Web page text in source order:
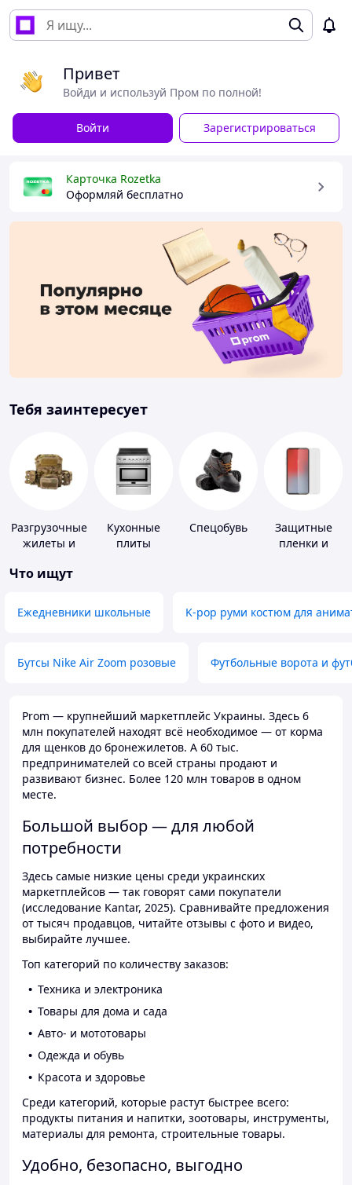
Привет
Войди и используй Пром по полной!
Войти Зарегистрироваться
Карточка Rozetka
Оформляй бесплатно
Тебя заинтересует
Разгрузочные
жилеты и
без плит
Кухонные
плиты
Спецобувь
Защитные
пленки и
Что ищут
Ежедневники школьные K-pop руми костюм для
Бутсы Nike Air Zoom розовые Футбольные ворота и
Prom — крупнейший маркетплейс Украины. Здесь 6
млн покупателей находят всё необходимое — от корма
для щенков до бронежилетов. А 60 тыс.
предпринимателей со всей страны продают и
развивают бизнес. Более 120 млн товаров в одном
месте.
Большой выбор — для любой
потребности
Здесь самые низкие цены среди украинских
маркетплейсов — так говорят сами покупатели
(исследование Kantar, 2025). Сравнивайте предложения
от тысяч продавцов, читайте отзывы с фото и видео,
выбирайте лучшее.
Топ категорий по количеству заказов:
Техника и электроника
Товары для дома и сада
Авто- и мототовары
Одежда и обувь
Красота и здоровье
Среди категорий, которые растут быстрее всего:
продукты питания и напитки, зоотовары, инструменты,
материалы для ремонта, строительные товары.
Удобно, безопасно, выгодно